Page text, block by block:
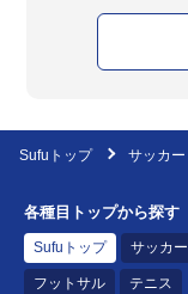
Sufuトップ サッカー
各種目トップから探す
Sufuトップ サッカー
フットサル テニス